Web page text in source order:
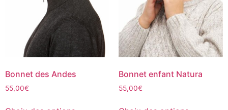
Bonnet des Andes
55,00€
Bonnet enfant Natura
55,00€